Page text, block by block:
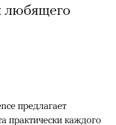
любящего
предлагает
практически каждого